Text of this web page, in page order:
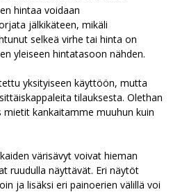
hintaa voidaan
jälkikäteen, mikäli
selkeä virhe tai hinta on
yleiseen hintatasoon nähden.
yksityiseen käyttöön, mutta
tilauksesta. Olethan
kankaitamme muuhun kuin
värisävyt voivat hieman
ruudulla näyttävät. Eri näytöt
ja lisäksi eri painoerien välillä voi